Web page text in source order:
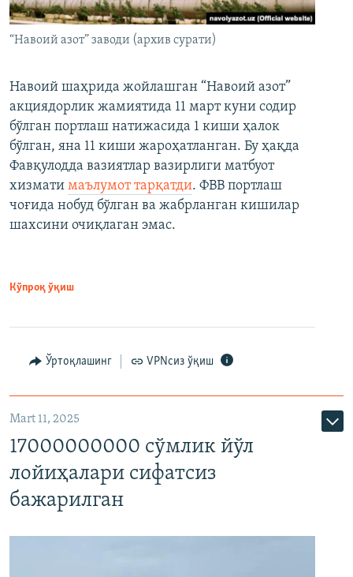
“Навоий азот” заводи (архив сурати)
Навоий шаҳрида жойлашган “Навоий азот”
акциядорлик жамиятида 11 март куни содир
бўлган портлаш натижасида 1 киши ҳалок
бўлган, яна 11 киши жароҳатланган. Бу ҳақда
Фавқулодда вазиятлар вазирлиги матбуот
хизмати маълумот тарқатди. ФВВ портлаш
чоғида нобуд бўлган ва жабрланган кишилар
шахсини очиқлаган эмас.
Кўпроқ ўқиш
Ўртоқлашинг VPNсиз ўқиш
Mart 11, 2025
17000000000 сўмлик йўл
лойиҳалари сифатсиз
бажарилган